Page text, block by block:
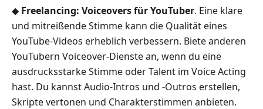
◆ Freelancing: Voiceovers für YouTuber. Eine klare
und mitreißende Stimme kann die Qualität eines
YouTube-Videos erheblich verbessern. Biete anderen
YouTubern Voiceover-Dienste an, wenn du eine
ausdrucksstarke Stimme oder Talent im Voice Acting
hast. Du kannst Audio-Intros und -Outros erstellen,
Skripte vertonen und Charakterstimmen anbieten.